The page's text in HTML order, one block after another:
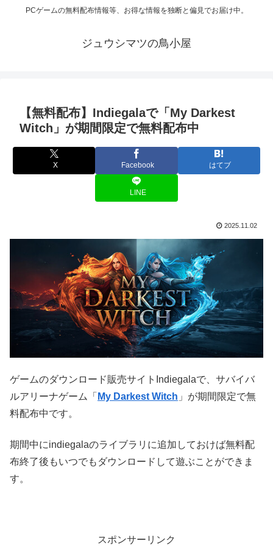
PCゲームの無料配布情報等、お得な情報を独断と偏見でお届け中。
ジュウシマツの鳥小屋
【無料配布】Indiegalaで「My Darkest
Witch」が期間限定で無料配布中
X Facebook はてブ
LINE
2025.11.02
ゲームのダウンロード販売サイトIndiegalaで、サバイバ
ルアリーナゲーム「 My Darkest Witch 」が期間限定で無
料配布中です。
期間中にindiegalaのライブラリに追加しておけば無料配
布終了後もいつでもダウンロードして遊ぶことができま
す。
スポンサーリンク